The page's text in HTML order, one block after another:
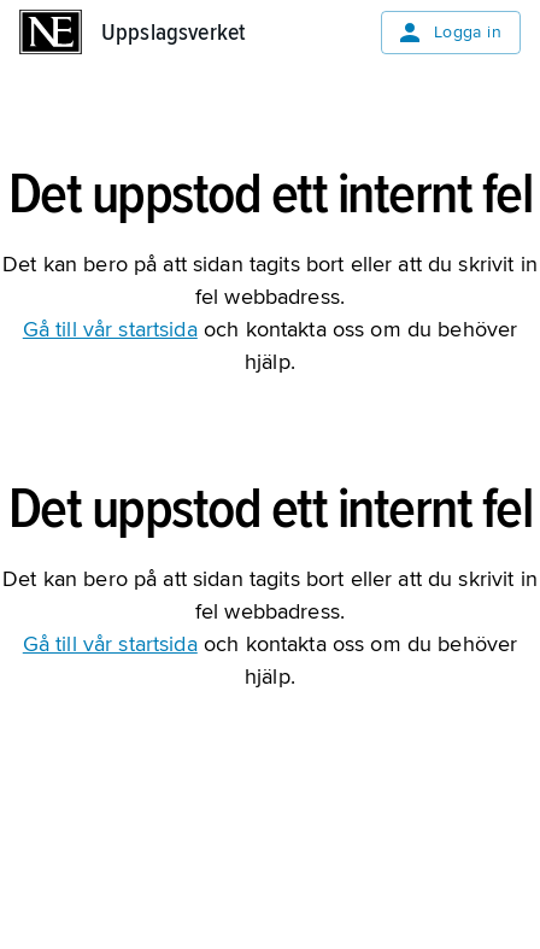
Uppslagsverket Logga in
Det uppstod ett internt fel
Det kan bero på att sidan tagits bort eller att du skrivit in
fel webbadress.
Gå till vår startsidaoch kontakta oss om du behöver
hjälp.
Det uppstod ett internt fel
Det kan bero på att sidan tagits bort eller att du skrivit in
fel webbadress.
Gå till vår startsidaoch kontakta oss om du behöver
hjälp.